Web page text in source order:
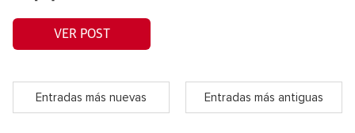
VER POST
Entradas más nuevas Entradas más antiguas